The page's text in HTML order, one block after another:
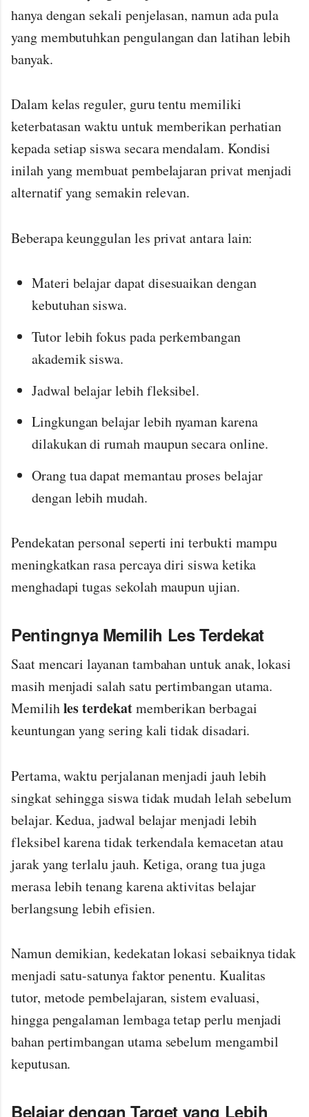
hanya dengan sekali penjelasan, namun ada pula
yang membutuhkan pengulangan dan latihan lebih
banyak.
Dalam kelas reguler, guru tentu memiliki
keterbatasan waktu untuk memberikan perhatian
kepada setiap siswa secara mendalam. Kondisi
inilah yang membuat pembelajaran privat menjadi
alternatif yang semakin relevan.
Beberapa keunggulan les privat antara lain:
Materi belajar dapat disesuaikan dengan
kebutuhan siswa.
Tutor lebih fokus pada perkembangan
akademik siswa.
Jadwal belajar lebih fleksibel.
Lingkungan belajar lebih nyaman karena
dilakukan di rumah maupun secara online.
Orang tua dapat memantau proses belajar
dengan lebih mudah.
Pendekatan personal seperti ini terbukti mampu
meningkatkan rasa percaya diri siswa ketika
menghadapi tugas sekolah maupun ujian.
Pentingnya Memilih Les Terdekat
Saat mencari layanan tambahan untuk anak, lokasi
masih menjadi salah satu pertimbangan utama.
Memilihles terdekatmemberikan berbagai
keuntungan yang sering kali tidak disadari.
Pertama, waktu perjalanan menjadi jauh lebih
singkat sehingga siswa tidak mudah lelah sebelum
belajar. Kedua, jadwal belajar menjadi lebih
fleksibel karena tidak terkendala kemacetan atau
jarak yang terlalu jauh. Ketiga, orang tua juga
merasa lebih tenang karena aktivitas belajar
berlangsung lebih efisien.
Namun demikian, kedekatan lokasi sebaiknya tidak
menjadi satu-satunya faktor penentu. Kualitas
tutor, metode pembelajaran, sistem evaluasi,
hingga pengalaman lembaga tetap perlu menjadi
bahan pertimbangan utama sebelum mengambil
keputusan.
Belajar dengan Target yang Lebih